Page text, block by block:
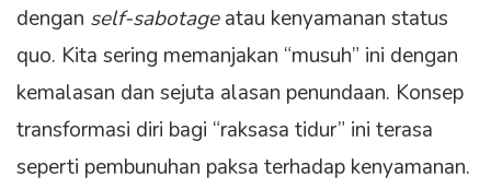
dengan self-sabotageatau kenyamanan status
quo. Kita sering memanjakan “musuh” ini dengan
kemalasan dan sejuta alasan penundaan. Konsep
transformasi diri bagi “raksasa tidur” ini terasa
seperti pembunuhan paksa terhadap kenyamanan.